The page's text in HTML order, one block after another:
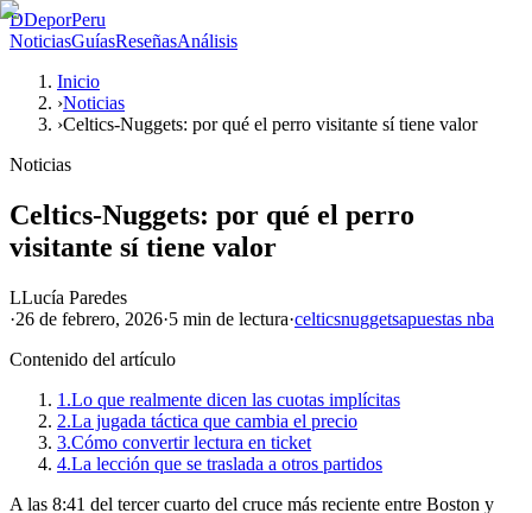
DDeporPeru
NoticiasGuíasReseñasAnálisis
Inicio
›Noticias
›Celtics-Nuggets: por qué el perro visitante sí tiene valor
Noticias
Celtics-Nuggets: por qué el perro
visitante sí tiene valor
LLucía Paredes
·26 de febrero, 2026·5 min de lectura·celticsnuggetsapuestas nba
Contenido del artículo
1.Lo que realmente dicen las cuotas implícitas
2.La jugada táctica que cambia el precio
3.Cómo convertir lectura en ticket
4.La lección que se traslada a otros partidos
A las 8:41 del tercer cuarto del cruce más reciente entre Boston y